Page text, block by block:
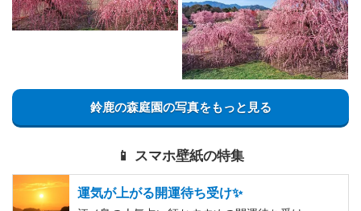
鈴鹿の森庭園の写真をもっと見る
📱 スマホ壁紙の特集
運気が上がる開運待ち受け✨